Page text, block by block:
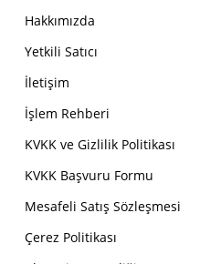
Hakkımızda
Yetkili Satıcı
İletişim
İşlem Rehberi
KVKK ve Gizlilik Politikası
KVKK Başvuru Formu
Mesafeli Satış Sözleşmesi
Çerez Politikası